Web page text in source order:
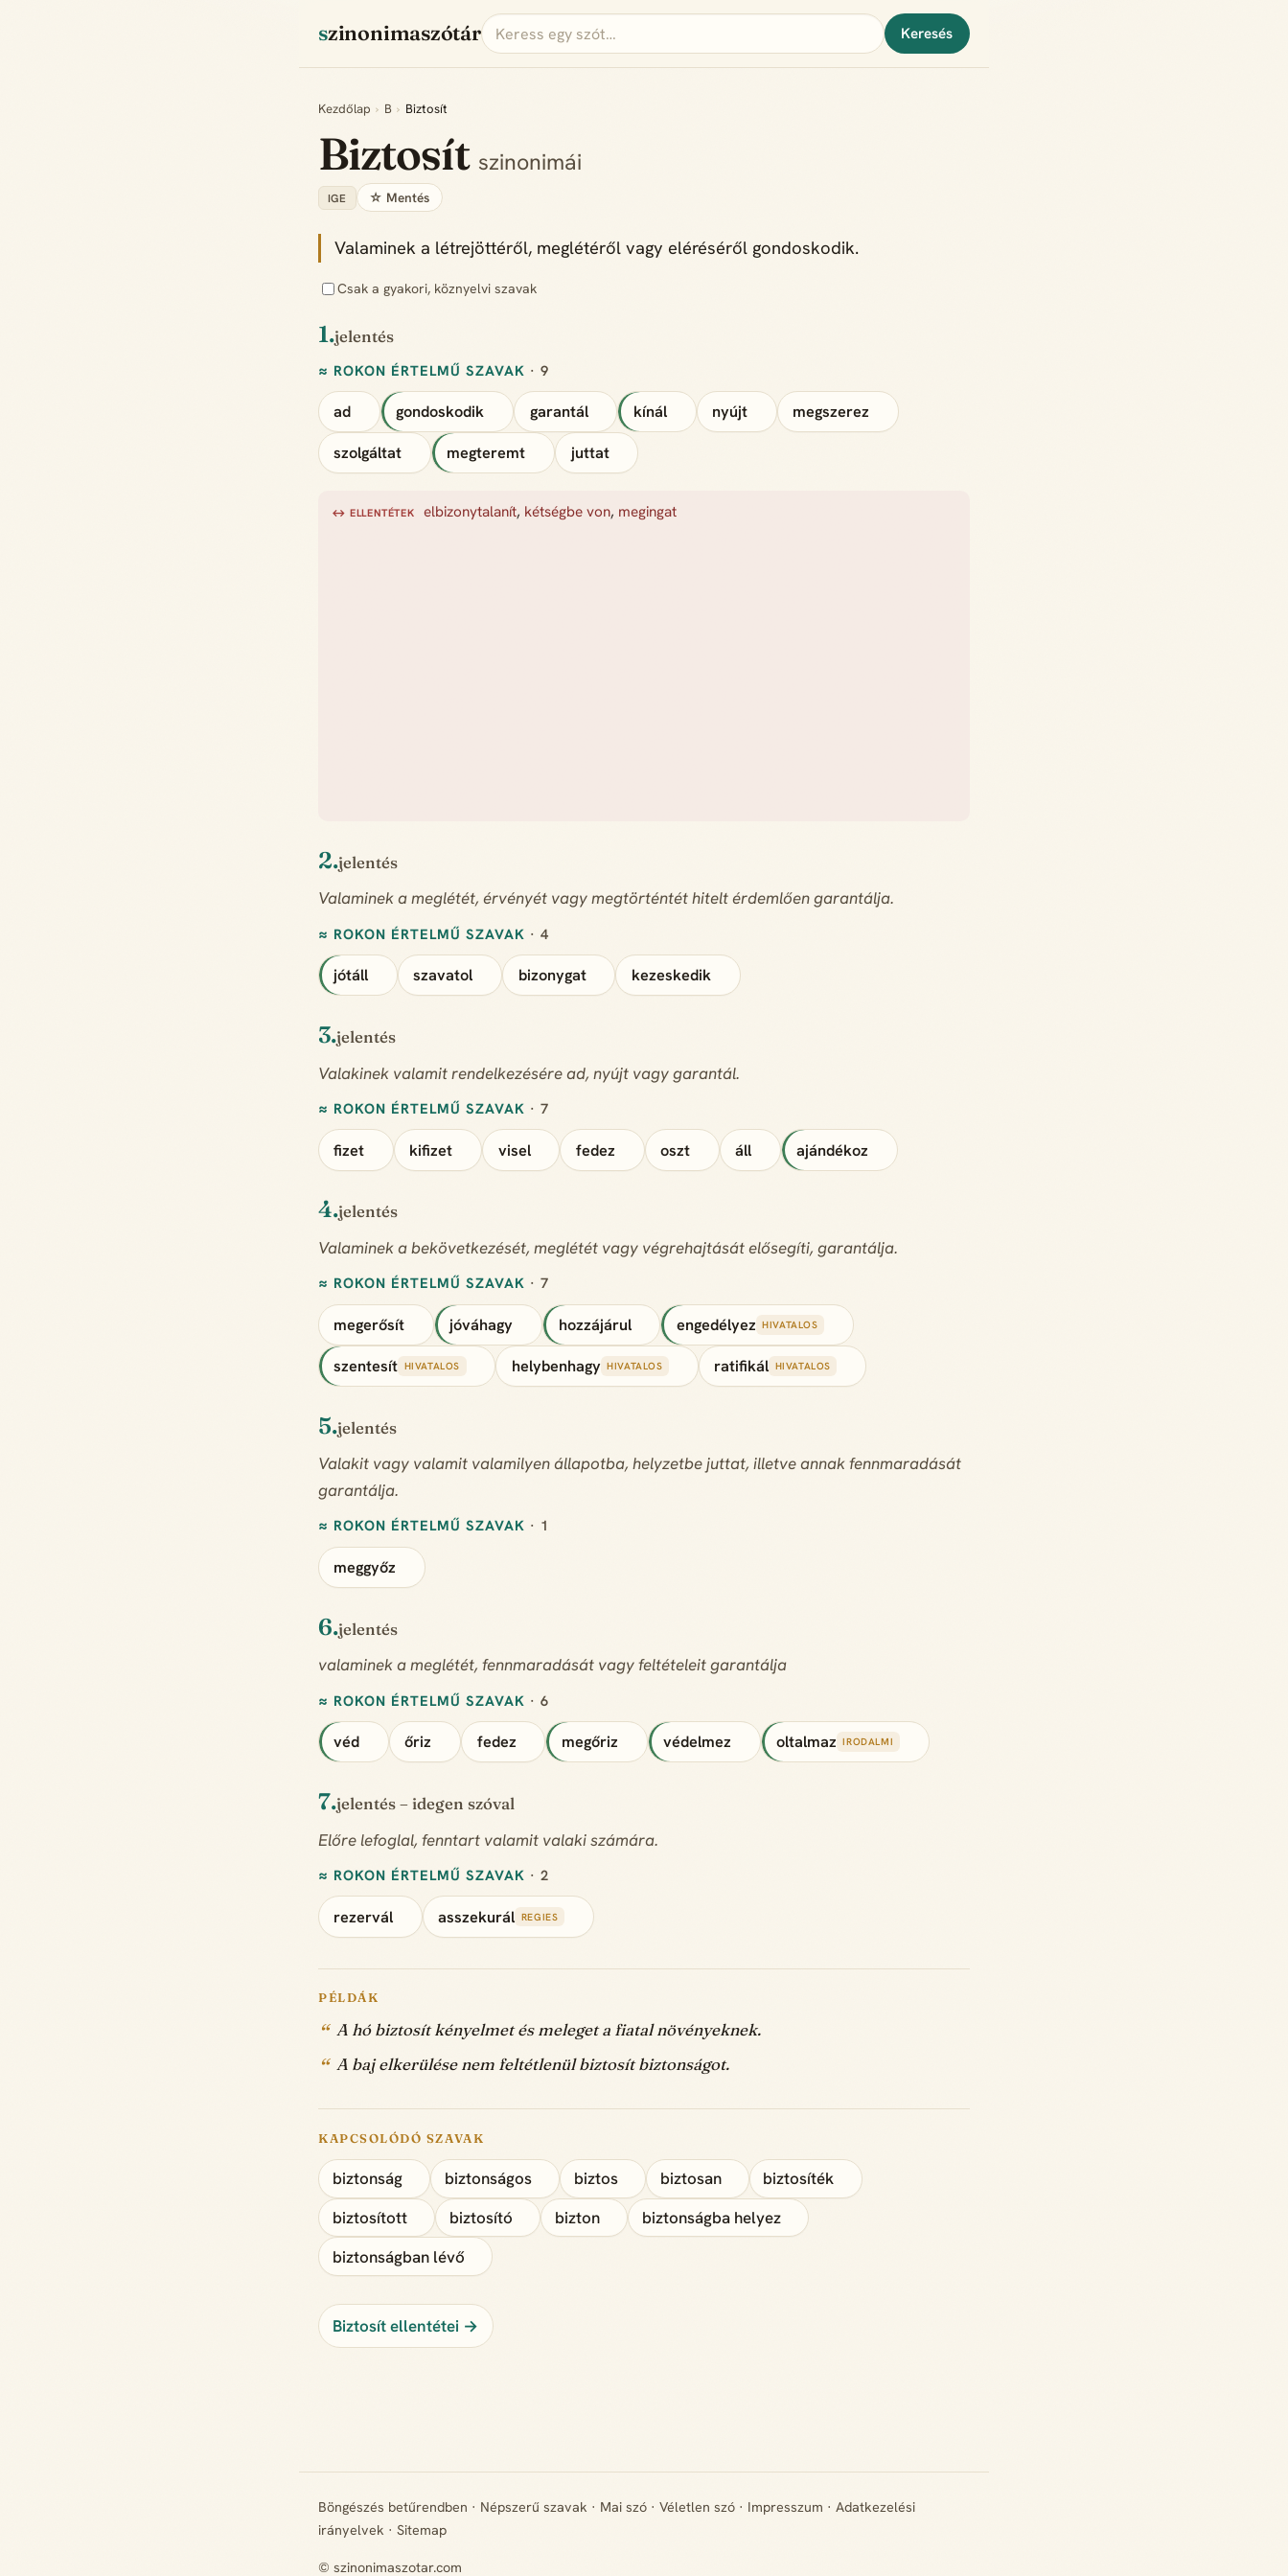
szinonimaszótár Keresés
Kezdőlap › B › Biztosít
Biztosít szinonimái
IGE ☆ Mentés
Valaminek a létrejöttéről, meglétéről vagy eléréséről gondoskodik.
Csak a gyakori, köznyelvi szavak
1.jelentés
≈ ROKON ÉRTELMŰ SZAVAK · 9
ad gondoskodik garantál kínál nyújt megszerez
szolgáltat megteremt juttat
↔ ELLENTÉTEK elbizonytalanít, kétségbe von, megingat
2.jelentés
Valaminek a meglétét, érvényét vagy megtörténtét hitelt érdemlően garantálja.
≈ ROKON ÉRTELMŰ SZAVAK · 4
jótáll szavatol bizonygat kezeskedik
3.jelentés
Valakinek valamit rendelkezésére ad, nyújt vagy garantál.
≈ ROKON ÉRTELMŰ SZAVAK · 7
fizet kifizet visel fedez oszt áll ajándékoz
4.jelentés
Valaminek a bekövetkezését, meglétét vagy végrehajtását elősegíti, garantálja.
≈ ROKON ÉRTELMŰ SZAVAK · 7
megerősít jóváhagy hozzájárul engedélyez HIVATALOS
szentesít HIVATALOS helybenhagy HIVATALOS ratifikál HIVATALOS
5.jelentés
Valakit vagy valamit valamilyen állapotba, helyzetbe juttat, illetve annak fennmaradását
garantálja.
≈ ROKON ÉRTELMŰ SZAVAK · 1
meggyőz
6.jelentés
valaminek a meglétét, fennmaradását vagy feltételeit garantálja
≈ ROKON ÉRTELMŰ SZAVAK · 6
véd őriz fedez megőriz védelmez oltalmaz IRODALMI
7.jelentés – idegen szóval
Előre lefoglal, fenntart valamit valaki számára.
≈ ROKON ÉRTELMŰ SZAVAK · 2
rezervál asszekurál REGIES
PÉLDÁK
A hó biztosít kényelmet és meleget a fiatal növényeknek.
A baj elkerülése nem feltétlenül biztosít biztonságot.
KAPCSOLÓDÓ SZAVAK
biztonság biztonságos biztos biztosan
biztosíték
biztosított
biztosító bizton
biztonságba helyez
biztonságban lévő
Biztosít ellentétei →
Böngészés betűrendben · Népszerű szavak · Mai szó · Véletlen szó · Impresszum · Adatkezelési
irányelvek · Sitemap
© szinonimaszotar.com